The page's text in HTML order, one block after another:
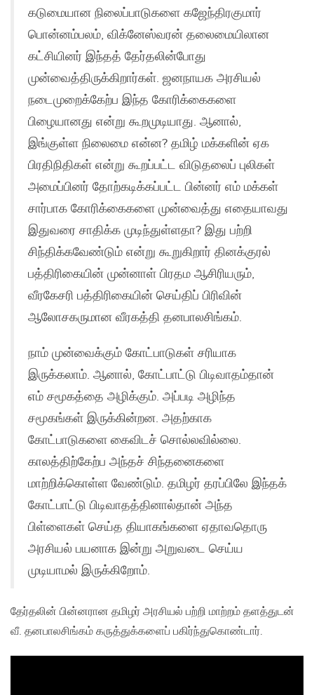
கடுமையான நிலைப்பாடுகளை கஜேந்திரகுமார்
பொன்னம்பலம், விக்னேஸ்வரன் தலைமையிலான
கட்சியினர் இந்தத் தேர்தலின்போது
முன்வைத்திருக்கிறார்கள். ஜனநாயக அரசியல்
நடைமுறைக்கேற்ப இந்த கோரிக்கைகளை
பிழையானது என்று கூறமுடியாது. ஆனால்,
இங்குள்ள நிலைமை என்ன? தமிழ் மக்களின் ஏக
பிரதிநிதிகள் என்று கூறப்பட்ட விடுதலைப் புலிகள்
அமைப்பினர் தோற்கடிக்கப்பட்ட பின்னர் எம் மக்கள்
சார்பாக கோரிக்கைகளை முன்வைத்து எதையாவது
இதுவரை சாதிக்க முடிந்துள்ளதா? இது பற்றி
சிந்திக்கவேண்டும் என்று கூறுகிறார் தினக்குரல்
பத்திரிகையின் முன்னாள் பிரதம ஆசிரியரும்,
வீரகேசரி பத்திரிகையின் செய்திப் பிரிவின்
ஆலோசகருமான வீரகத்தி தனபாலசிங்கம்.
நாம் முன்வைக்கும் கோட்பாடுகள் சரியாக
இருக்கலாம். ஆனால், கோட்பாட்டு பிடிவாதம்தான்
எம் சமூகத்தை அழிக்கும். அப்படி அழிந்த
சமூகங்கள் இருக்கின்றன. அதற்காக
கோட்பாடுகளை கைவிடச் சொல்லவில்லை.
காலத்திற்கேற்ப அந்தச் சிந்தனைகளை
மாற்றிக்கொள்ள வேண்டும். தமிழர் தரப்பிலே இந்தக்
கோட்பாட்டு பிடிவாதத்தினால்தான் அந்த
பிள்ளைகள் செய்த தியாகங்களை ஏதாவதொரு
அரசியல் பயனாக இன்று அறுவடை செய்ய
முடியாமல் இருக்கிறோம்.
தேர்தலின் பின்னரான தமிழர் அரசியல் பற்றி மாற்றம் தளத்துடன்
வீ. தனபாலசிங்கம் கருத்துக்களைப் பகிர்ந்துகொண்டார்.